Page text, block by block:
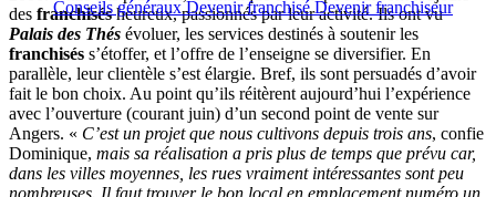
Conseils généraux Devenir franchisé Devenir franchiseur
des franchisésheureux, passionnés par leur activité. Ils ont vu
Palais des Thés évoluer, les services destinés à soutenir les
franchisés s’étoffer, et l’offre de l’enseigne se diversifier. En
parallèle, leur clientèle s’est élargie. Bref, ils sont persuadés d’avoir
fait le bon choix. Au point qu’ils réitèrent aujourd’hui l’expérience
avec l’ouverture (courant juin) d’un second point de vente sur
Angers. « C’est un projet que nous cultivons depuis trois ans, confie
Dominique, mais sa réalisation a pris plus de temps que prévu car,
dans les villes moyennes, les rues vraiment intéressantes sont peu
nombreuses. Il faut trouver le bon local en emplacement numéro un,